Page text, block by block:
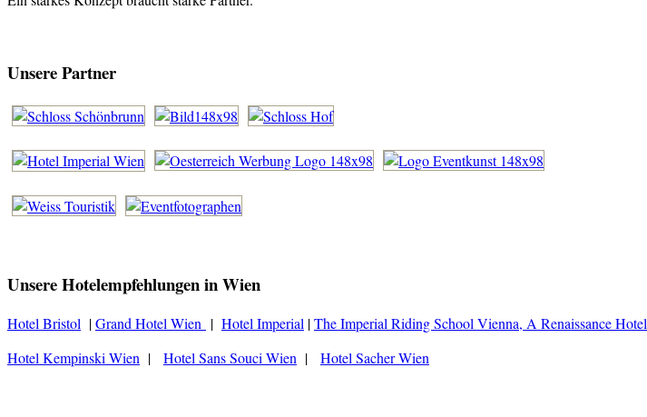
Unsere Partner
Unsere Hotelempfehlungen in Wien
Hotel Bristol |Grand Hotel Wien | Hotel Imperial |The Imperial Riding School Vienna, A Renaissance Hotel
Hotel Kempinski Wien | Hotel Sans Souci Wien | Hotel Sacher Wien